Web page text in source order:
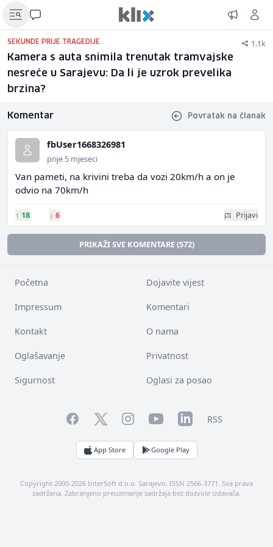
SEKUNDE PRIJE TRAGEDIJE 1.1k
Kamera s auta snimila trenutak tramvajske
nesreće u Sarajevu: Da li je uzrok prevelika
brzina?
Komentar Povratak na članak
fbUser1668326981
prije 5 mjeseci
Van pameti, na krivini treba da vozi 20km/h a on je
odvio na 70km/h
↑ 18 ↓ 6 Prijavi
PRIKAŽI SVE KOMENTARE (572)
Početna Dojavite vijest
Impressum Komentari
Kontakt O nama
Oglašavanje Privatnost
Sigurnost Oglasi za posao
FacebookTwitterInstagramYouTubeLinkedInRSS
App Store Google Play
Copyright 2000-2026 InterSoft d.o.o. Sarajevo. ISSN 2566-3771. Sva prava
zadržana. Zabranjeno preuzimanje sadržaja bez dozvole izdavača.